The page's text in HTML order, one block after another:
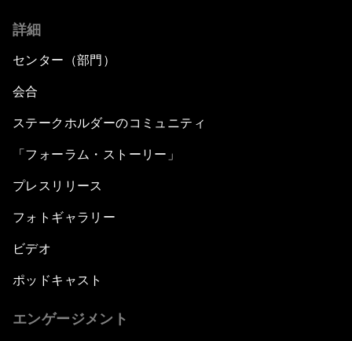
詳細
センター（部門）
会合
ステークホルダーのコミュニティ
「フォーラム・ストーリー」
プレスリリース
フォトギャラリー
ビデオ
ポッドキャスト
エンゲージメント